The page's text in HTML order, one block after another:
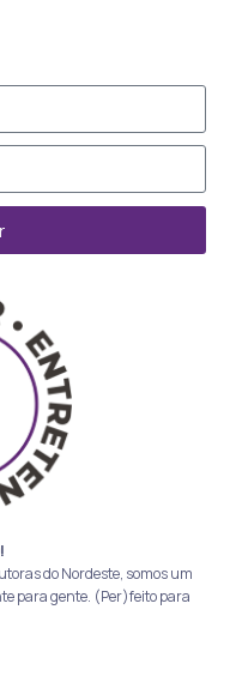
do Nordeste, somos um
para gente. (Per)feito para